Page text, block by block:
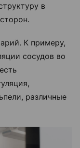
в
К примеру,
сосудов во
различные